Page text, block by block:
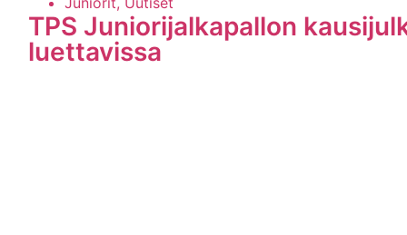
TPS Juniorijalkapallon
luettavissa